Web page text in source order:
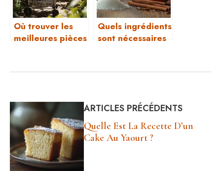
Où trouver les
meilleures pièces
Campingaz ?
Quels ingrédients
sont nécessaires
ARTICLES PRÉCÉDENTS
Quelle Est La Recette D’un
Cake Au Yaourt ​?